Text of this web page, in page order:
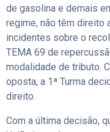
de gasolina e demais
regime, não têm direito
incidentes sobre o
TEMA 69 de
modalidade de tributo.
oposta, a 1ª Turma
direito.
Com a última decisão,